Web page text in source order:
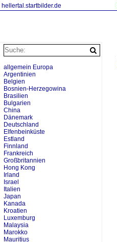
hellertal.startbilder.de
allgemein Europa
Argentinien
Belgien
Bosnien-Herzegowina
Brasilien
Bulgarien
China
Dänemark
Deutschland
Elfenbeinküste
Estland
Finnland
Frankreich
Großbritannien
Hong Kong
Irland
Israel
Italien
Japan
Kanada
Kroatien
Luxemburg
Malaysia
Marokko
Mauritius